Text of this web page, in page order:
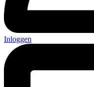
Inloggen